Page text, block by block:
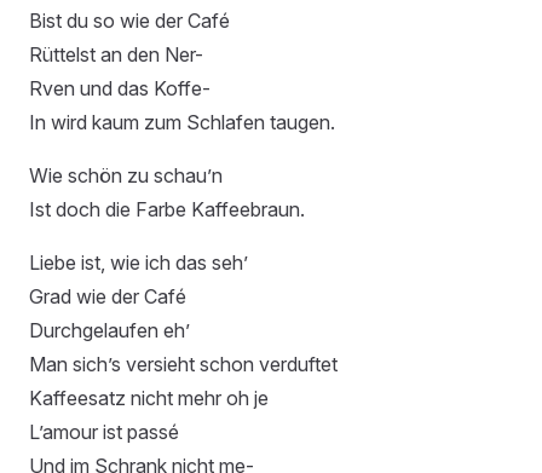
Bist du so wie der Café
Rüttelst an den Ner-
Rven und das Koffe-
In wird kaum zum Schlafen taugen.
Wie schön zu schau’n
Ist doch die Farbe Kaffeebraun.
Liebe ist, wie ich das seh’
Grad wie der Café
Durchgelaufen eh’
Man sich’s versieht schon verduftet
Kaffeesatz nicht mehr oh je
L’amour ist passé
Und im Schrank nicht me-